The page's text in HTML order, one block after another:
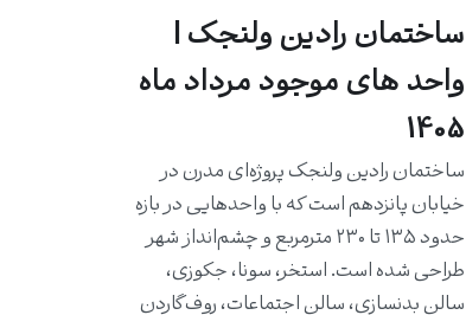
ساختمان رادین ولنجک |
واحد های موجود مرداد ماه
1405
ساختمان رادین ولنجک پروژه‌ای مدرن در
خیابان پانزدهم است که با واحدهایی در بازه
حدود ۱۳۵ تا ۲۳۰ مترمربع و چشم‌انداز شهر
طراحی شده است. استخر، سونا، جکوزی،
سالن بدنسازی، سالن اجتماعات، روف‌گاردن